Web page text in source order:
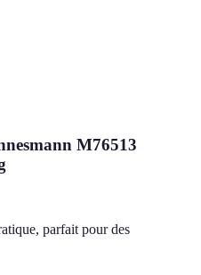
M76513
parfait pour des